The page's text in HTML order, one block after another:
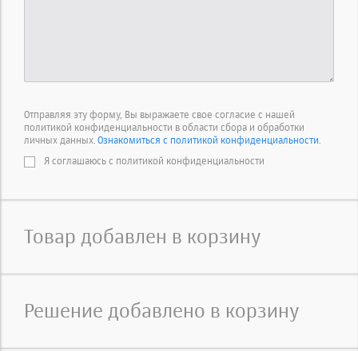
Отправляя эту форму, Вы выражаете свое согласие с нашей
политикой конфиденциальности в области сбора и обработки
личных данных. Ознакомиться с политикой конфиденциальности.
Я соглашаюсь с политикой конфиденциальности
Товар добавлен в корзину
Решение добавлено в корзину